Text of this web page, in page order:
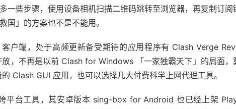
一些步骤，使用设备相机扫描二维码跳转至浏览器，再复制订阅
国」的方案也不是不能用。
户端，处于高频更新备受期待的应用程序有 Clash Verge
，不再是以前 Clash for Windows 「一家独霸天下」的局面，
Clash GUI 应用，也可以选择几大付费科学上网代理工具。
平台工具，其安卓版本 sing-box for Android 也已经上架 Play